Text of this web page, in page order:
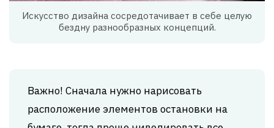
Искусство дизайна сосредотачивает в себе целую
бездну разнообразных концепций.
Важно! Сначала нужно нарисовать
расположение элементов остановки на